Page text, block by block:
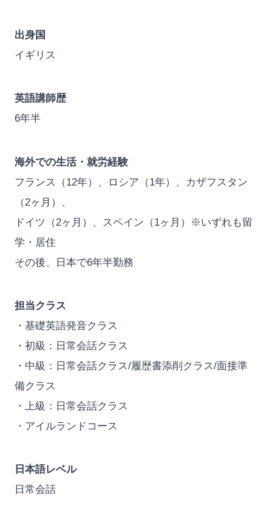
出身国
イギリス
英語講師歴
6年半
海外での生活・就労経験
フランス（12年）、ロシア（1年）、カザフスタン
（2ヶ月）、
ドイツ（2ヶ月）、スペイン（1ヶ月）※いずれも留
学・居住
その後、日本で6年半勤務
担当クラス
・基礎英語発音クラス
・初級：日常会話クラス
・中級：日常会話クラス/履歴書添削クラス/面接準
備クラス
・上級：日常会話クラス
・アイルランドコース
日本語レベル
日常会話